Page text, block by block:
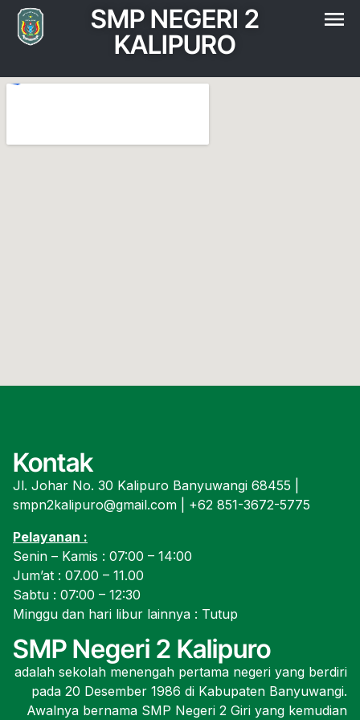
SMP NEGERI 2
KALIPURO
Kontak
Jl. Johar No. 30 Kalipuro Banyuwangi 68455 |
smpn2kalipuro@gmail.com | +62 851-3672-5775
Pelayanan :
Senin – Kamis : 07:00 – 14:00
Jum’at : 07.00 – 11.00
Sabtu : 07:00 – 12:30
Minggu dan hari libur lainnya : Tutup
SMP Negeri 2 Kalipuro
adalah sekolah menengah pertama negeri yang berdiri
pada 20 Desember 1986 di Kabupaten Banyuwangi.
Awalnya bernama SMP Negeri 2 Giri yang kemudian